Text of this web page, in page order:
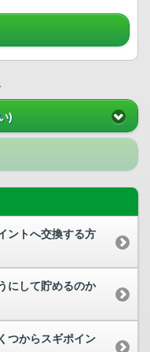
)
ントへ交換する方
にして貯めるのか
つからスギポイン